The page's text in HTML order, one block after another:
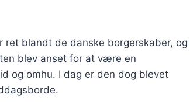
blandt de danske borgerskaber, og
blev anset for at være en
og omhu. I dag er den dog blevet